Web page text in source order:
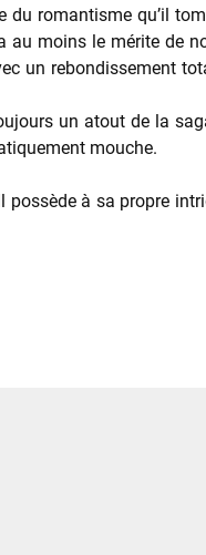
romantisme qu’il
au moins le mérite de
un rebondissement
un atout de la
mouche.
à sa propre